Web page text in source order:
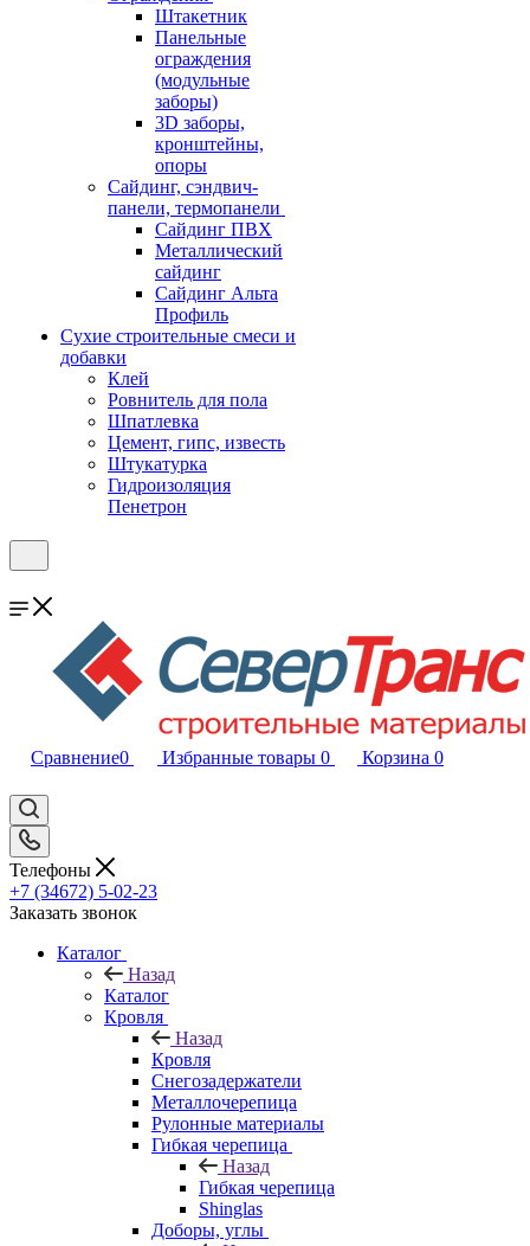
Штакетник
Панельные
ограждения
(модульные
заборы)
3D заборы,
кронштейны,
опоры
Cайдинг, сэндвич-
панели, термопанели
Сайдинг ПВХ
Металлический
сайдинг
Сайдинг Альта
Профиль
Сухие строительные смеси и
добавки
Клей
Ровнитель для пола
Шпатлевка
Цемент, гипс, известь
Штукатурка
Гидроизоляция
Пенетрон
Сравнение0 Избранные товары 0 Корзина 0
Телефоны
+7 (34672) 5-02-23
Заказать звонок
Каталог
Назад
Каталог
Кровля
Назад
Кровля
Снегозадержатели
Металлочерепица
Рулонные материалы
Гибкая черепица
Назад
Гибкая черепица
Shinglas
Доборы, углы